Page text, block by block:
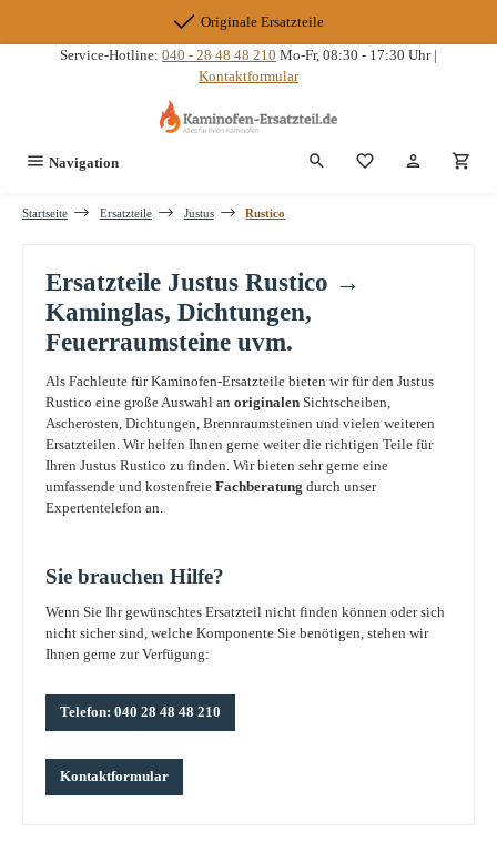
Originale Ersatzteile
Service-Hotline: 040 - 28 48 48 210 Mo-Fr, 08:30 - 17:30 Uhr |
Kontaktformular
Navigation Du hast 0
Startseite Ersatzteile Justus Rustico
Ersatzteile Justus Rustico →
Kaminglas, Dichtungen,
Feuerraumsteine uvm.
Als Fachleute für Kaminofen-Ersatzteile bieten wir für den Justus
Rustico eine große Auswahl an originalen Sichtscheiben,
Ascherosten, Dichtungen, Brennraumsteinen und vielen weiteren
Ersatzteilen. Wir helfen Ihnen gerne weiter die richtigen Teile für
Ihren Justus Rustico zu finden. Wir bieten sehr gerne eine
umfassende und kostenfreie Fachberatung durch unser
Expertentelefon an.
Sie brauchen Hilfe?
Wenn Sie Ihr gewünschtes Ersatzteil nicht finden können oder sich
nicht sicher sind, welche Komponente Sie benötigen, stehen wir
Ihnen gerne zur Verfügung:
Telefon: 040 28 48 48 210
Kontaktformular